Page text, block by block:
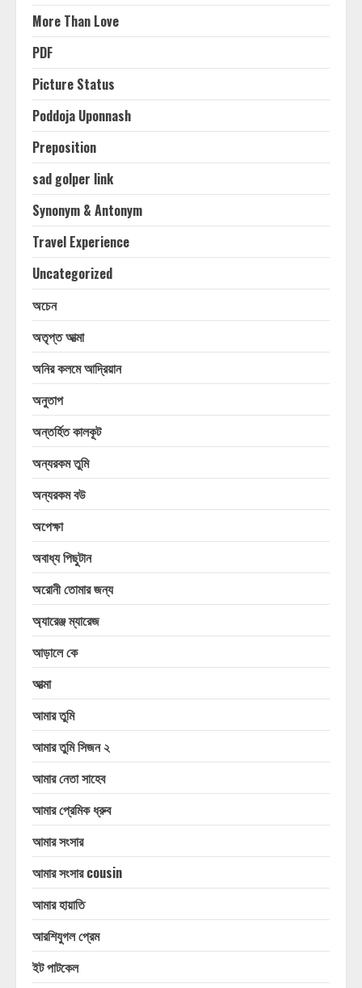
More Than Love
PDF
Picture Status
Poddoja Uponnash
Preposition
sad golper link
Synonym & Antonym
Travel Experience
Uncategorized
অচেন
অতৃপ্ত আত্মা
অনির কলমে আদ্রিয়ান
অনুতাপ
অন্তর্হিত কালকূট
অন্যরকম তুমি
অন্যরকম বউ
অপেক্ষা
অবাধ্য পিছুটান
অরোনী তোমার জন্য
অ্যারেঞ্জ ম্যারেজ
আড়ালে কে
আত্মা
আমার তুমি
আমার তুমি সিজন ২
আমার নেতা সাহেব
আমার প্রেমিক ধ্রুব
আমার সংসার
আমার সংসার cousin
আমার হায়াতি
আরশিযুগল প্রেম
ইট পাটকেল